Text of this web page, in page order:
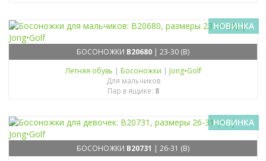
НОВИНКА
БОСОНОЖКИ B20680 | 23-30 (B)
Летняя обувь | Босоножки | Jong•Golf
Для мальчиков
Пар в ящике: 8
НОВИНКА
БОСОНОЖКИ B20731 | 26-31 (B)